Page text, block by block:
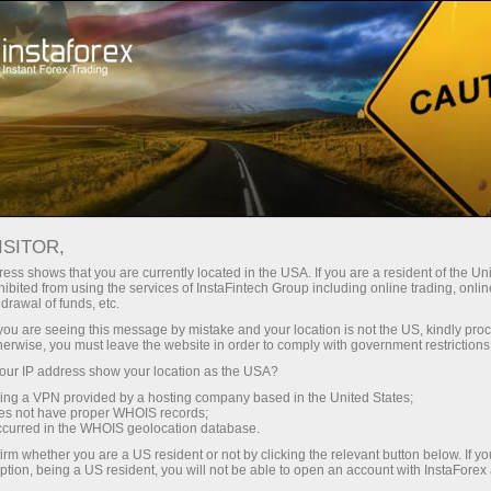
Com a InstaForex, você obtém
realmente competitivas:
alavancagem de até 1:5000,
alguns dos melhores spreads e
comissões do mercado, e
condições vantajosas para
negociar ações e índices.
Spreads mínimos — lucro máximo
Bônus de 30%
para cada depósito
Velocidade
no trading e na estrada
shows that you are currently located in the USA. If you are a resident of the
from using the services of InstaFintech Group including online trading,
of funds, etc.
are seeing this message by mistake and your location is not the US, kindly
you must leave the website in order to comply with government
IP address show your location as the USA?
a VPN provided by a hosting company based in the United States;
not have proper WHOIS records;
in the WHOIS geolocation database.
whether you are a US resident or not by clicking the relevant button below. If
being a US resident, you will not be able to open an account with InstaForex